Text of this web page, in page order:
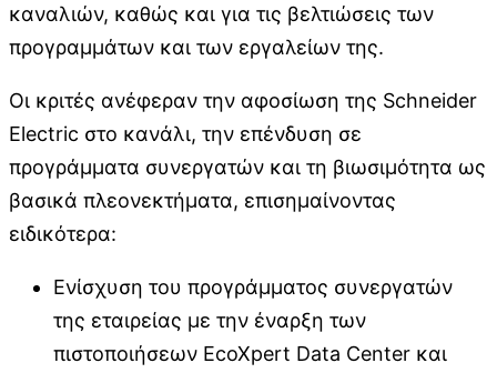
καναλιών, καθώς και για τις βελτιώσεις των
προγραμμάτων και των εργαλείων της.
Οι κριτές ανέφεραν την αφοσίωση της Schneider
Electric στο κανάλι, την επένδυση σε
προγράμματα συνεργατών και τη βιωσιμότητα ως
βασικά πλεονεκτήματα, επισημαίνοντας
ειδικότερα:
Ενίσχυση του προγράμματος συνεργατών
της εταιρείας με την έναρξη των
πιστοποιήσεων EcoXpert Data Center και